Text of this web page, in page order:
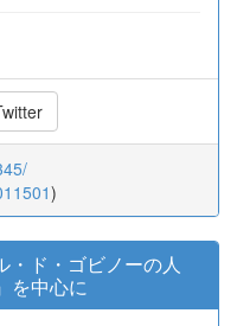
)
・ド・ゴビノーの人
を中心に